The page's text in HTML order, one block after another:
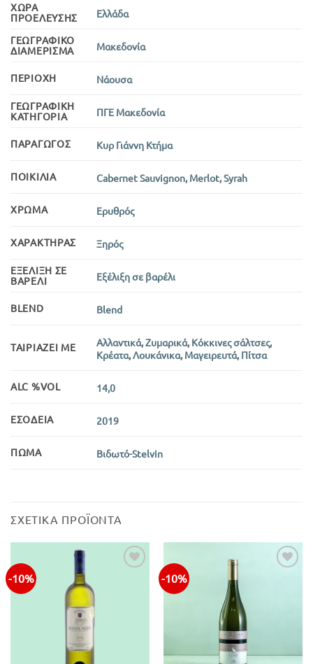
ΧΏΡΑ
ΠΡΟΈΛΕΥΣΗΣ
Ελλάδα
ΓΕΩΓΡΑΦΙΚΌ
ΔΙΑΜΈΡΙΣΜΑ
Μακεδονία
ΠΕΡΙΟΧΉ Νάουσα
ΓΕΩΓΡΑΦΙΚΉ
ΚΑΤΗΓΟΡΊΑ
ΠΓΕ Μακεδονία
ΠΑΡΑΓΩΓΌΣ Κυρ Γιάννη Κτήμα
ΠΟΙΚΙΛΊΑ Cabernet Sauvignon, Merlot,Syrah
ΧΡΏΜΑ Ερυθρός
ΧΑΡΑΚΤΉΡΑΣ Ξηρός
ΕΞΈΛΙΞΗ ΣΕ
ΒΑΡΈΛΙ
Εξέλιξη σε βαρέλι
BLEND Blend
ΤΑΙΡΙΆΖΕΙ ΜΕ Αλλαντικά,Ζυμαρικά, Κόκκινες σάλτσες,
Κρέατα,Λουκάνικα, Μαγειρευτά, Πίτσα
ALC %VOL 14,0
ΕΣΟΔΕΊΑ 2019
ΠΏΜΑ Βιδωτό-Stelvin
ΣΧΕΤΙΚΆ ΠΡΟΪΌΝΤΑ
-10% -10%